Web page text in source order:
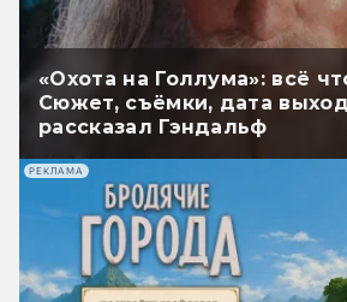
«Охота на Голлума»: всё
Сюжет, съёмки, дата
рассказал Гэндальф
РЕКЛАМА